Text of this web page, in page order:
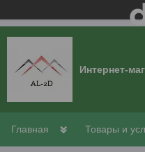
Интернет-
Главная Товары и